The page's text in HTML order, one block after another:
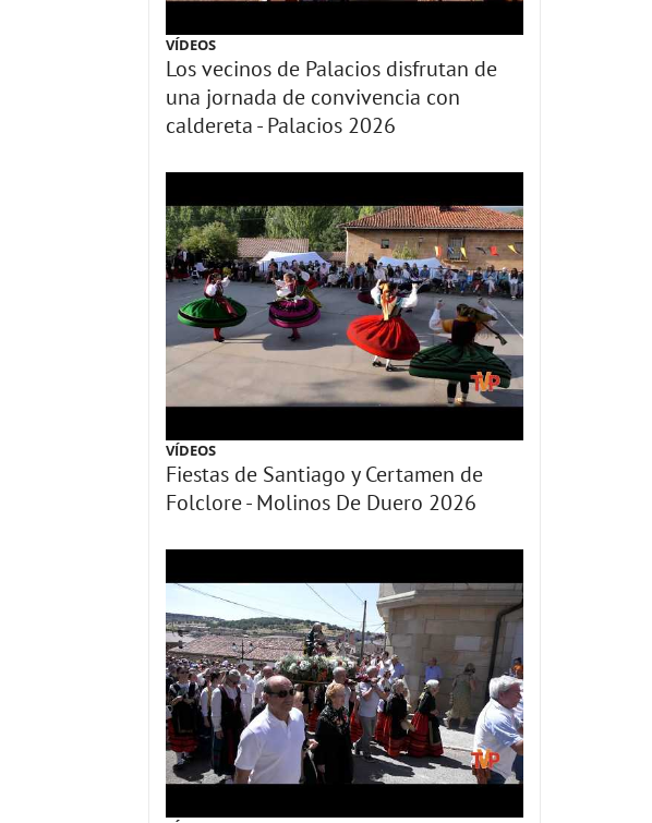
VÍDEOS
Los vecinos de Palacios disfrutan de
una jornada de convivencia con
caldereta - Palacios 2026
VÍDEOS
Fiestas de Santiago y Certamen de
Folclore - Molinos De Duero 2026